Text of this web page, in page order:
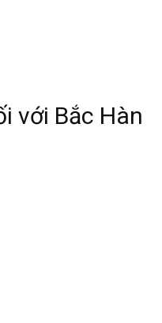
với Bắc Hàn